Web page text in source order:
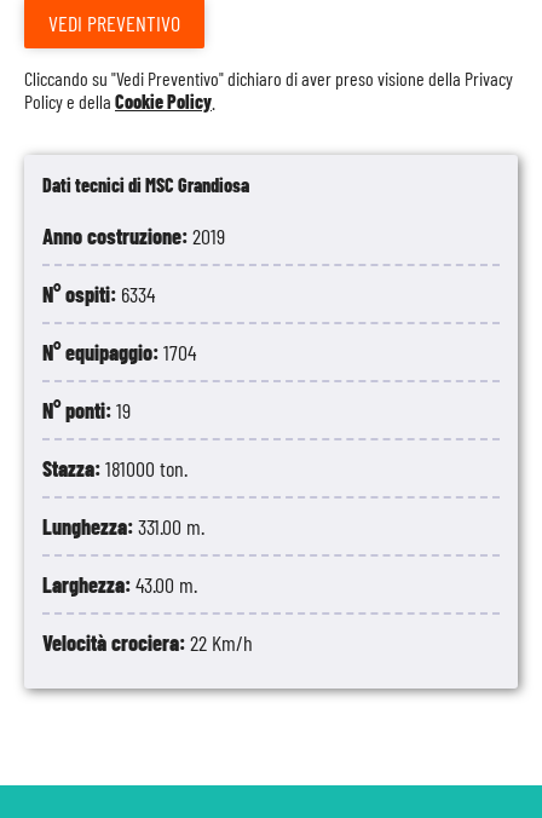
Dati tecnici di MSC Grandiosa
Anno costruzione:2019
N° ospiti: 6334
N° equipaggio:1704
N° ponti:19
Stazza:181000 ton.
Lunghezza:331.00 m.
Larghezza:43.00 m.
Velocità crociera:22 Km/h
VEDI PREVENTIVO
Cliccando su "Vedi Preventivo" dichiaro di aver preso visione della Privacy
Policye della Cookie Policy